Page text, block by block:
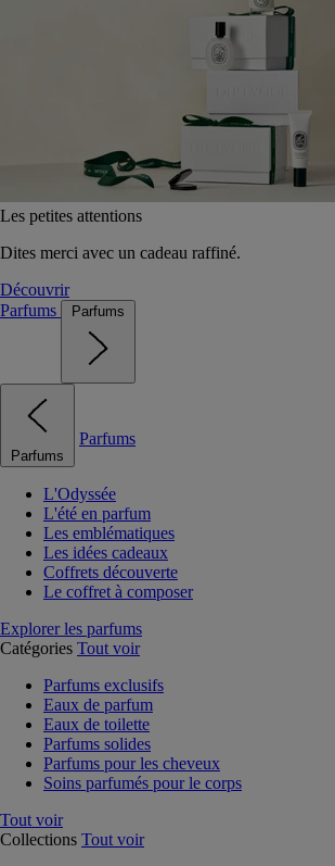
Les petites attentions
Dites merci avec un cadeau raffiné.
Découvrir
Parfums
Parfums
Parfums
Parfums
L'Odyssée
L'été en parfum
Les emblématiques
Les idées cadeaux
Coffrets découverte
Le coffret à composer
Explorer les parfums
Catégories Tout voir
Parfums exclusifs
Eaux de parfum
Eaux de toilette
Parfums solides
Parfums pour les cheveux
Soins parfumés pour le corps
Tout voir
Collections Tout voir